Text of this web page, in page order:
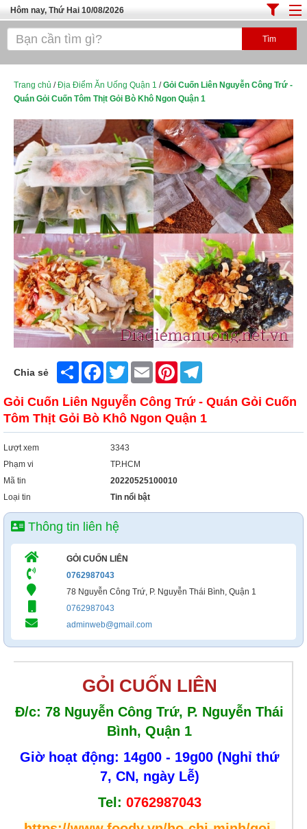
Hôm nay, Thứ Hai 10/08/2026
Trang chủ
Cafe - Kem- Trà Sữa
Thực Phẩm Nông Hải Sản
Top Quán Ăn Sài Gòn
Trang chủ /Địa Điểm Ăn Uống Quận 1 /Gỏi Cuốn Liên Nguyễn Công Trứ -
Quán Gỏi Cuốn Tôm Thịt Gỏi Bò Khô Ngon Quận 1
Chia sẻ Share FacebookTwitter Email Pinterest
Gỏi Cuốn Liên Nguyễn Công Trứ - Quán Gỏi Cuốn
Tôm Thịt Gỏi Bò Khô Ngon Quận 1
Lượt xem
3343
Phạm vi
TP.HCM
Mã tin
20220525100010
Loại tin
Tin nổi bật
Thông tin liên hệ
GỎI CUỐN LIÊN
0762987043
78 Nguyễn Công Trứ, P. Nguyễn Thái Bình, Quận 1
0762987043
adminweb@gmail.com
GỎI CUỐN LIÊN
Đ/c: 78 Nguyễn Công Trứ, P. Nguyễn Thái
Bình, Quận 1
Giờ hoạt động: 14g00 - 19g00 (Nghỉ thứ
7, CN, ngày Lễ)
Tel: 0762987043